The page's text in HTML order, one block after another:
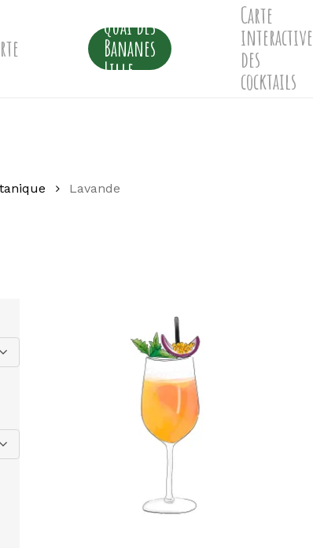
Quai des
Bananes
Lille
Carte
interactive
des
cocktails
Lavande